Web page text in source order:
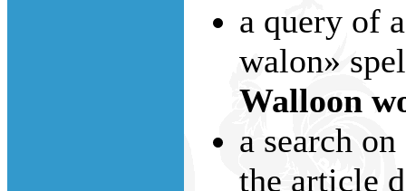
a query of
walon»
Walloon
a search
the article